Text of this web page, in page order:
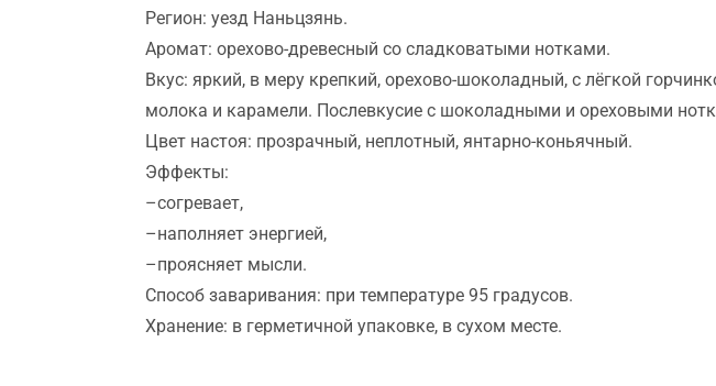
Регион: уезд Наньцзянь.
Аромат: орехово-древесный со сладковатыми нотками.
Вкус: яркий, в меру крепкий, орехово-шоколадный, с лёгкой
молока и карамели. Послевкусие с шоколадными и ореховыми
Цвет настоя: прозрачный, неплотный, янтарно-коньячный.
Эффекты:
–согревает,
–наполняет энергией,
–проясняет мысли.
Способ заваривания: при температуре 95 градусов.
Хранение: в герметичной упаковке, в сухом месте.